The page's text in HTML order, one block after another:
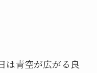
は青空が広がる良